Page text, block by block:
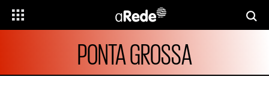
PONTA GROSSA